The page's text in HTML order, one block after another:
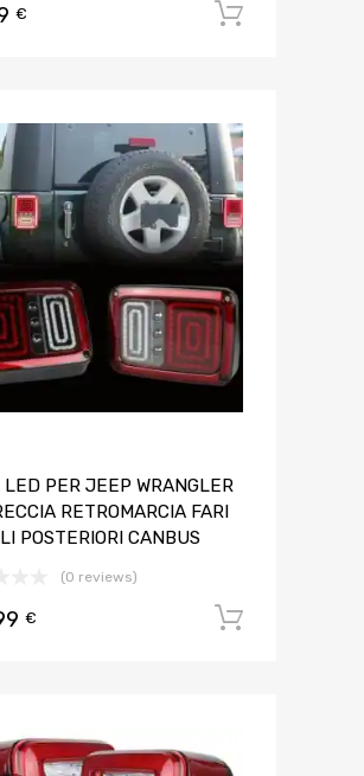
€
LED PER JEEP WRANGLER
RETROMARCIA FARI
POSTERIORI CANBUS
(0 reviews)
€